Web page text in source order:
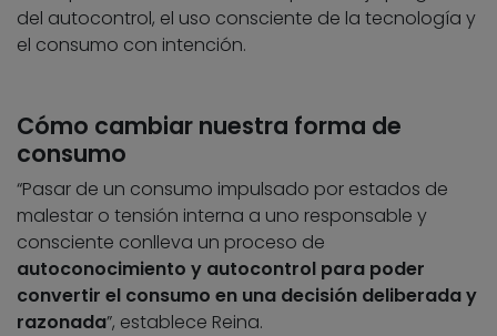
del autocontrol, el uso consciente de la tecnología y
el consumo con intención.
Cómo cambiar nuestra forma de
consumo
“Pasar de un consumo impulsado por estados de
malestar o tensión interna a uno responsable y
consciente conlleva un proceso de
autoconocimiento y autocontrol para poder
convertir el consumo en una decisión deliberada y
razonada”, establece Reina.